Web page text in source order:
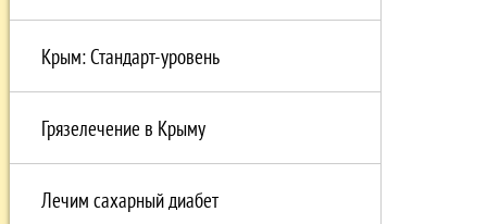
Крым: Стандарт-уровень
Грязелечение в Крыму
Лечим сахарный диабет